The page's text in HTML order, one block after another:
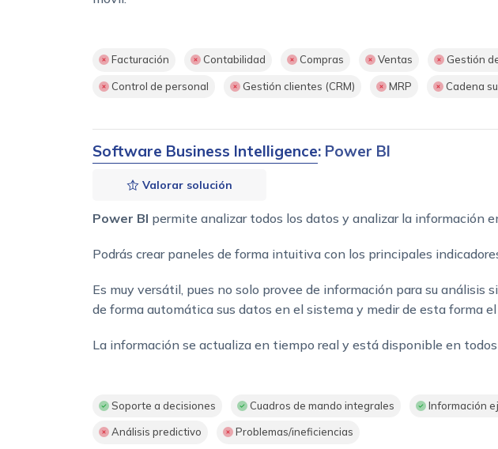
Facturación Contabilidad Compras Ventas Gestión
Control de personal Gestión clientes (CRM) MRP Cadena
Software Business Intelligence: Power BI
Valorar solución
Power BI permite analizar todos los datos y analizar la información
Podrás crear paneles de forma intuitiva con los principales
Es muy versátil, pues no solo provee de información para su análisis
de forma automática sus datos en el sistema y medir de esta forma
La información se actualiza en tiempo real y está disponible en
Soporte a decisiones Cuadros de mando integrales Información
Análisis predictivo Problemas/ineficiencias